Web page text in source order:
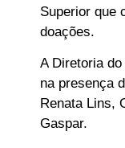
Superior que
doações.
A Diretoria
na presença
Renata Lins,
Gaspar.